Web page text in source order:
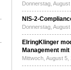
Donnerstag,
NIS-2-
Donnerstag,
ElringKlinger
Management
Mittwoch, August